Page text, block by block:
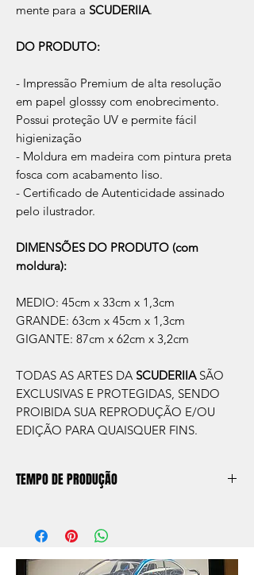
mente para a SCUDERIIA.
DO PRODUTO:
- Impressão Premium de alta resolução
em papel glosssy com enobrecimento.
Possui proteção UV e permite fácil
higienização
- Moldura em madeira com pintura preta
fosca com acabamento liso.
- Certificado de Autenticidade assinado
pelo ilustrador.
DIMENSÕES DO PRODUTO (com
moldura):
MEDIO: 45cm x 33cm x 1,3cm
GRANDE: 63cm x 45cm x 1,3cm
GIGANTE: 87cm x 62cm x 3,2cm
TODAS AS ARTES DA SCUDERIIA SÃO
EXCLUSIVAS E PROTEGIDAS, SENDO
PROIBIDA SUA REPRODUÇÃO E/OU
EDIÇÃO PARA QUAISQUER FINS.
TEMPO DE PRODUÇÃO
aprox. 5 dias úteis, após a confirmação de
compra.
Após a produçao, seguimos com o envio